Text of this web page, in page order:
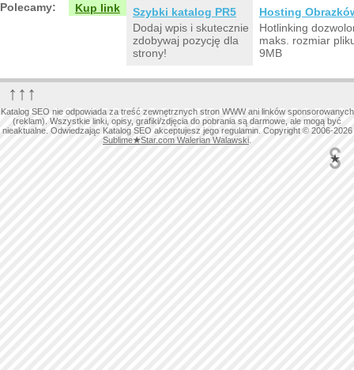
Polecamy: Kup link
Szybki katalog PR5
Dodaj wpis i skutecznie
zdobywaj pozycję dla
strony!
Hosting
Hotlinking
maks. rozmiar
9MB
↑↑↑
Katalog SEO nie odpowiada za treść zewnętrznych stron WWW ani linków sponsorowanych
(reklam). Wszystkie linki, opisy, grafiki/zdjęcia do pobrania są darmowe, ale mogą być
nieaktualne. Odwiedzając Katalog SEO akceptujesz jego regulamin. Copyright © 2006-2026
Sublime★Star.com Walerian Walawski